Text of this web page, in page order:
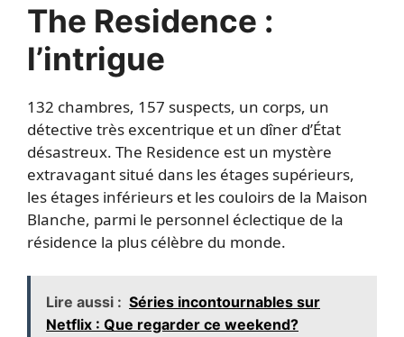
The Residence :
l’intrigue
132 chambres, 157 suspects, un corps, un
détective très excentrique et un dîner d’État
désastreux. The Residence est un mystère
extravagant situé dans les étages supérieurs,
les étages inférieurs et les couloirs de la Maison
Blanche, parmi le personnel éclectique de la
résidence la plus célèbre du monde.
Lire aussi : Séries incontournables sur
Netflix : Que regarder ce weekend?